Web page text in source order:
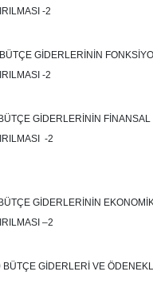
-2
GİDERLERİNİN
-2
GİDERLERİNİN FİNANSAL
-2
GİDERLERİNİN EKONOMİK
–2
BÜTÇE GİDERLERİ VE